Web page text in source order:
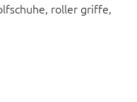
roller griffe,